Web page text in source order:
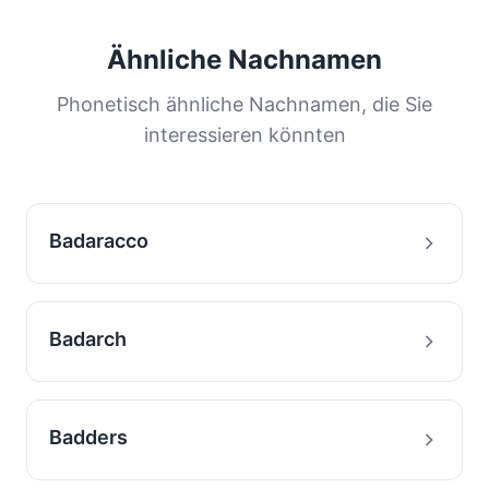
Ähnliche Nachnamen
Phonetisch ähnliche Nachnamen, die Sie
interessieren könnten
Badaracco
Badarch
Badders